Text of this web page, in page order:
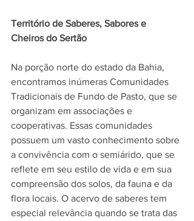
Território de Saberes, Sabores e
Cheiros do Sertão
Na porção norte do estado da Bahia,
encontramos inúmeras Comunidades
Tradicionais de Fundo de Pasto, que se
organizam em associações e
cooperativas. Essas comunidades
possuem um vasto conhecimento sobre
a convivência com o semiárido, que se
reflete em seu estilo de vida e em sua
compreensão dos solos, da fauna e da
flora locais. O acervo de saberes tem
especial relevância quando se trata das